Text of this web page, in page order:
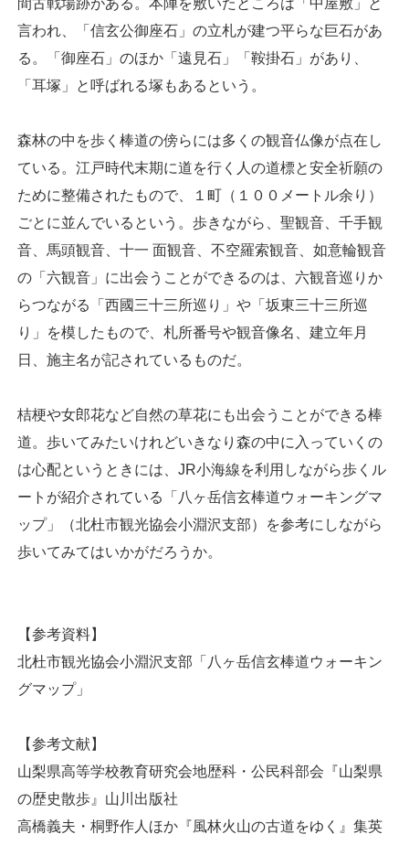
間古戦場跡がある。本陣を敷いたところは「中屋敷」と
言われ、「信玄公御座石」の立札が建つ平らな巨石があ
る。「御座石」のほか「遠見石」「鞍掛石」があり、
「耳塚」と呼ばれる塚もあるという。
森林の中を歩く棒道の傍らには多くの観音仏像が点在し
ている。江戸時代末期に道を行く人の道標と安全祈願の
ために整備されたもので、１町（１００メートル余り）
ごとに並んでいるという。歩きながら、聖観音、千手観
音、馬頭観音、十一 面観音、不空羅索観音、如意輪観音
の「六観音」に出会うことができるのは、六観音巡りか
らつながる「西國三十三所巡り」や「坂東三十三所巡
り」を模したもので、札所番号や観音像名、建立年月
日、施主名が記されているものだ。
桔梗や女郎花など自然の草花にも出会うことができる棒
道。歩いてみたいけれどいきなり森の中に入っていくの
は心配というときには、JR小海線を利用しながら歩くル
ートが紹介されている「八ヶ岳信玄棒道ウォーキングマ
ップ」（北杜市観光協会小淵沢支部）を参考にしながら
歩いてみてはいかがだろうか。
【参考資料】
北杜市観光協会小淵沢支部「八ヶ岳信玄棒道ウォーキン
グマップ」
【参考文献】
山梨県高等学校教育研究会地歴科・公民科部会『山梨県
の歴史散歩』山川出版社
高橋義夫・桐野作人ほか『風林火山の古道をゆく』集英